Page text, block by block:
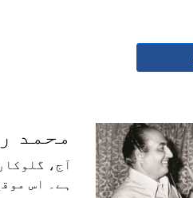
محمد
ہے۔ اس